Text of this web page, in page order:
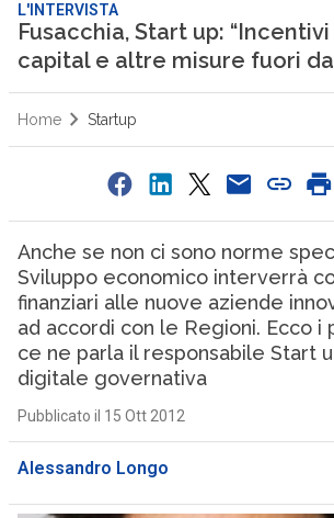
L'INTERVISTA
Fusacchia, Start up:
capital e altre misure fuori
Home Startup
Anche se non ci sono norme
Sviluppo economico interverrà
finanziari alle nuove aziende
ad accordi con le Regioni. Ecco i
ce ne parla il responsabile Start
digitale governativa
Pubblicato il 15 Ott 2012
Alessandro Longo